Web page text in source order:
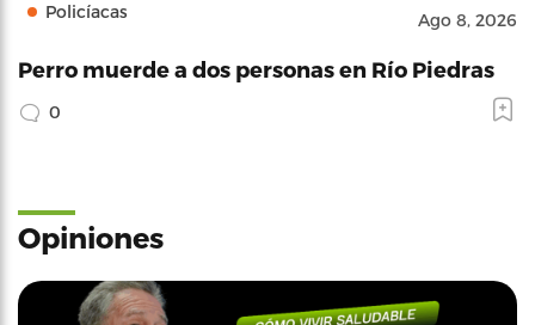
Policíacas Ago 8, 2026
Perro muerde a dos personas en Río Piedras
0
Opiniones